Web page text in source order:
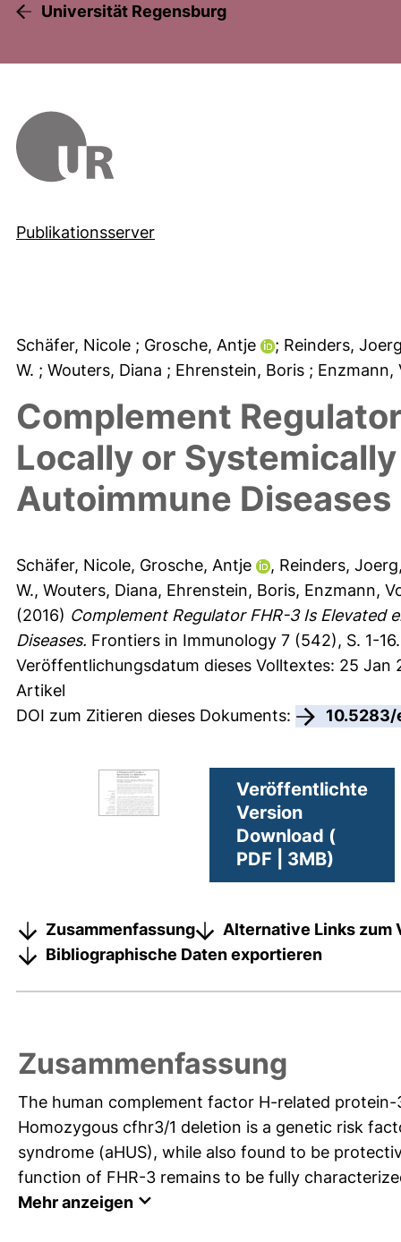
Universität Regensburg
Publikationsserver
Schäfer, Nicole ; Grosche, Antje
; Reinders,
W. ; Wouters, Diana ; Ehrenstein, Boris ; Enzmann,
Complement
Locally or
Autoimmune Diseases
Schäfer, Nicole, Grosche, Antje , Reinders, Joerg
W., Wouters, Diana, Ehrenstein, Boris, Enzmann,
(2016) Complement Regulator FHR-3 Is Elevated
Diseases. Frontiers in Immunology 7 (542), S. 1-16.
Veröffentlichungsdatum dieses Volltextes: 25 Jan
Artikel
DOI zum Zitieren dieses Dokuments:
Veröffentlichte
Version
Download (
PDF | 3MB)
Zusammenfassung
Alternative Links zum
Bibliographische Daten exportieren
Zusammenfassung
The human complement factor H-related
Homozygous cfhr3/1 deletion is a genetic risk
syndrome (aHUS), while also found to be
function of FHR-3 remains to be fully
Mehr anzeigen